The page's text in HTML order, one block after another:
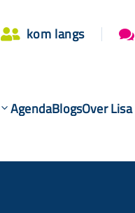
 kom langs 
AgendaBlogsOver Lisa